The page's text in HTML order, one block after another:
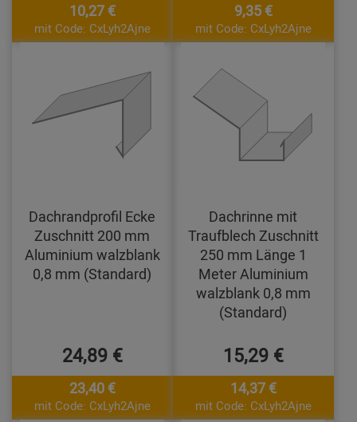
10,27 €
mit Code: CxLyh2Ajne
9,35 €
mit Code: CxLyh2Ajne
Dachrandprofil Ecke
Zuschnitt 200 mm
Aluminium walzblank
0,8 mm (Standard)
24,89 €
23,40 €
mit Code: CxLyh2Ajne
Dachrinne mit
Traufblech Zuschnitt
250 mm Länge 1
Meter Aluminium
walzblank 0,8 mm
(Standard)
15,29 €
14,37 €
mit Code: CxLyh2Ajne